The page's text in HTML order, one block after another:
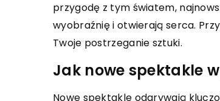
przygodę z tym światem,
wyobraźnię i otwierają serca.
Twoje postrzeganie sztuki.
Jak nowe spektakle
Nowe spektakle odgrywają
idealne sneakersy na
wybrać sneakersy, które
17 grudnia
Jak
Dowiedz
wyboru